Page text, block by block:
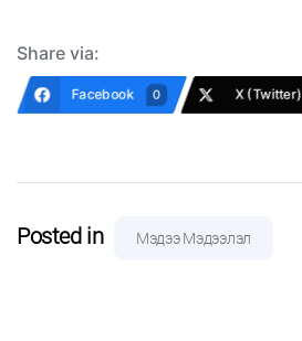
Share via:
Facebook 0 X (Twitter)
Posted in Мэдээ Мэдээлэл